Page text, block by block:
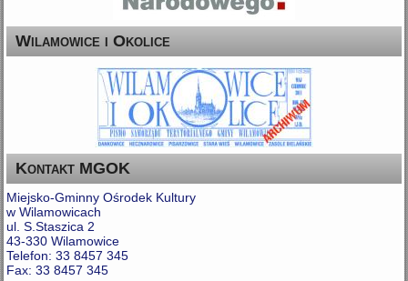
Wilamowice i Okolice
Kontakt MGOK
Miejsko-Gminny Ośrodek Kultury
w Wilamowicach
ul. S.Staszica 2
43-330 Wilamowice
Telefon: 33 8457 345
Fax: 33 8457 345